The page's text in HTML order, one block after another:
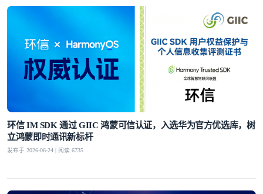
环信 IM SDK 通过 GIIC 鸿蒙可信认证，入选华为官方优选库，树
立鸿蒙即时通讯新标杆
发布于 2026-06-24 | 阅读 6735